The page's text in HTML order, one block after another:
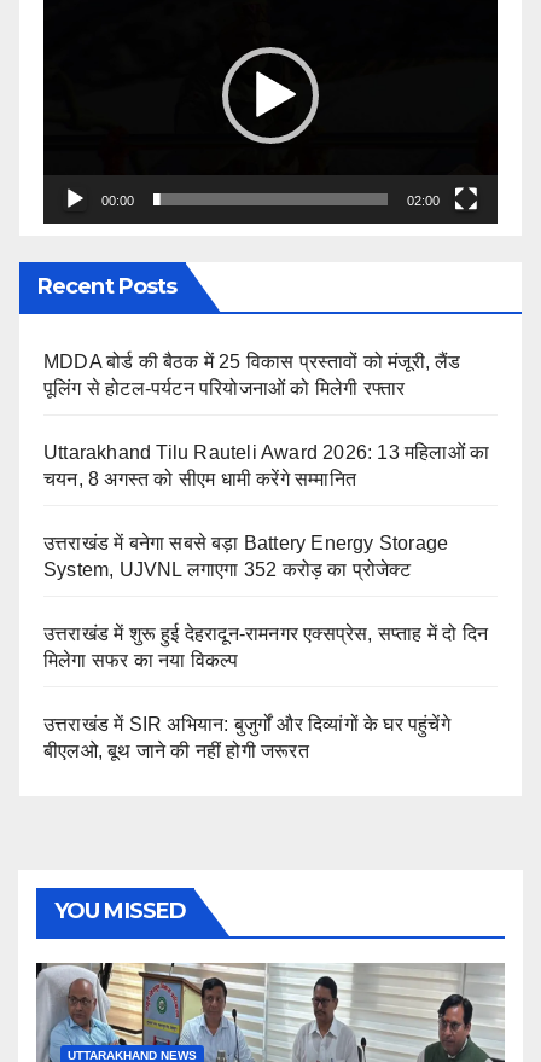
00:00 02:00
Recent Posts
MDDA बोर्ड की बैठक में 25 विकास प्रस्तावों को मंजूरी, लैंड
पूलिंग से होटल-पर्यटन परियोजनाओं को मिलेगी रफ्तार
Uttarakhand Tilu Rauteli Award 2026: 13 महिलाओं का
चयन, 8 अगस्त को सीएम धामी करेंगे सम्मानित
उत्तराखंड में बनेगा सबसे बड़ा Battery Energy Storage
System, UJVNL लगाएगा 352 करोड़ का प्रोजेक्ट
उत्तराखंड में शुरू हुई देहरादून-रामनगर एक्सप्रेस, सप्ताह में दो दिन
मिलेगा सफर का नया विकल्प
उत्तराखंड में SIR अभियान: बुजुर्गों और दिव्यांगों के घर पहुंचेंगे
बीएलओ, बूथ जाने की नहीं होगी जरूरत
YOU MISSED
UTTARAKHAND NEWS